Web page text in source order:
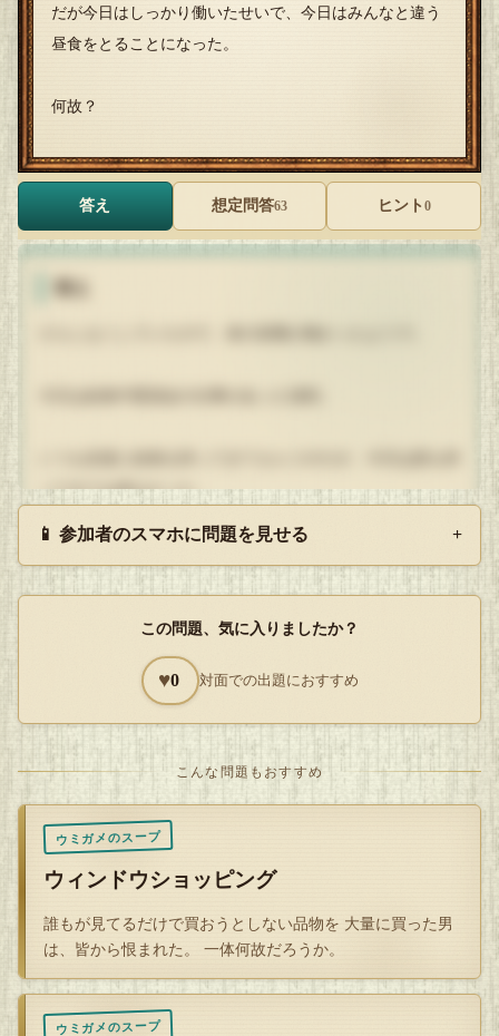
だが今日はしっかり働いたせいで、今日はみんなと違う
昼食をとることになった。
何故？
答え 想定問答63 ヒント 0
ってきては来なかった。
いかと思ったのだが、5時間目に持たず、先生にコンビニで
旨かったので、それはそれで良いか。
— もう限界だったんですね
Q
タップで封を割る
📱 参加者のスマホに問題を見せる +
この問題、気に入りましたか？
♥0 対面での出題におすすめ
こんな問題もおすすめ
ウミガメのスープ
ウィンドウショッピング
誰もが見てるだけで買おうとしない品物を 大量に買った男
は、皆から恨まれた。 一体何故だろうか。
ウミガメのスープ